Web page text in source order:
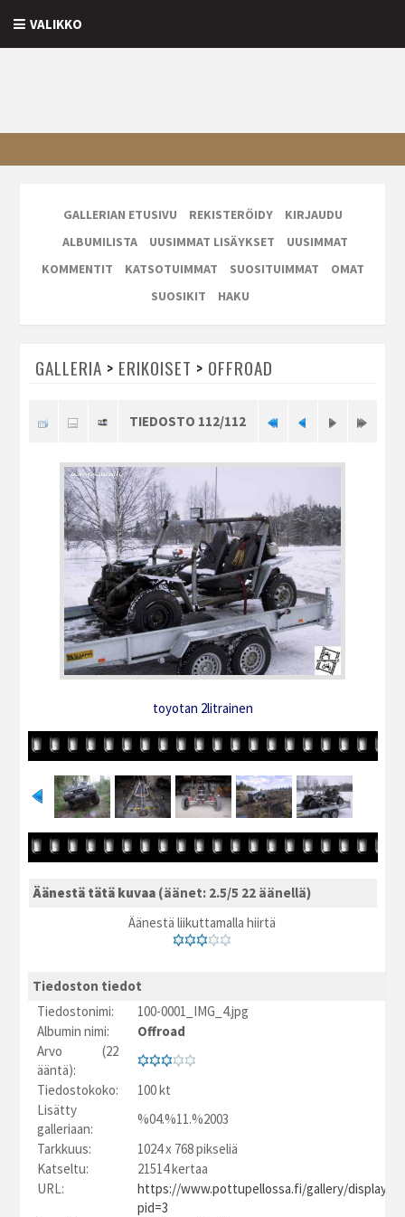
VALIKKO
GALLERIAN ETUSIVU REKISTERÖIDY
KIRJAUDU
ALBUMILISTA
UUSIMMAT LISÄYKSET
UUSIMMAT
KOMMENTIT
KATSOTUIMMAT SUOSITUIMMAT
OMAT
SUOSIKIT
HAKU
GALLERIA > ERIKOISET > OFFROAD
TIEDOSTO 112/112
toyotan 2litrainen
Äänestä tätä kuvaa (äänet: 2.5/5 22 äänellä)
Äänestä liikuttamalla hiirtä
Tiedoston tiedot
Tiedostonimi:
100-0001_IMG_4.jpg
Albumin nimi:
Offroad
Arvo (22
ääntä):
Tiedostokoko:
100 kt
Lisätty
galleriaan:
%04.%11.%2003
Tarkkuus:
1024 x 768 pikseliä
Katseltu:
21514 kertaa
URL:
https://www.pottupellossa.fi/gallery/
pid=3